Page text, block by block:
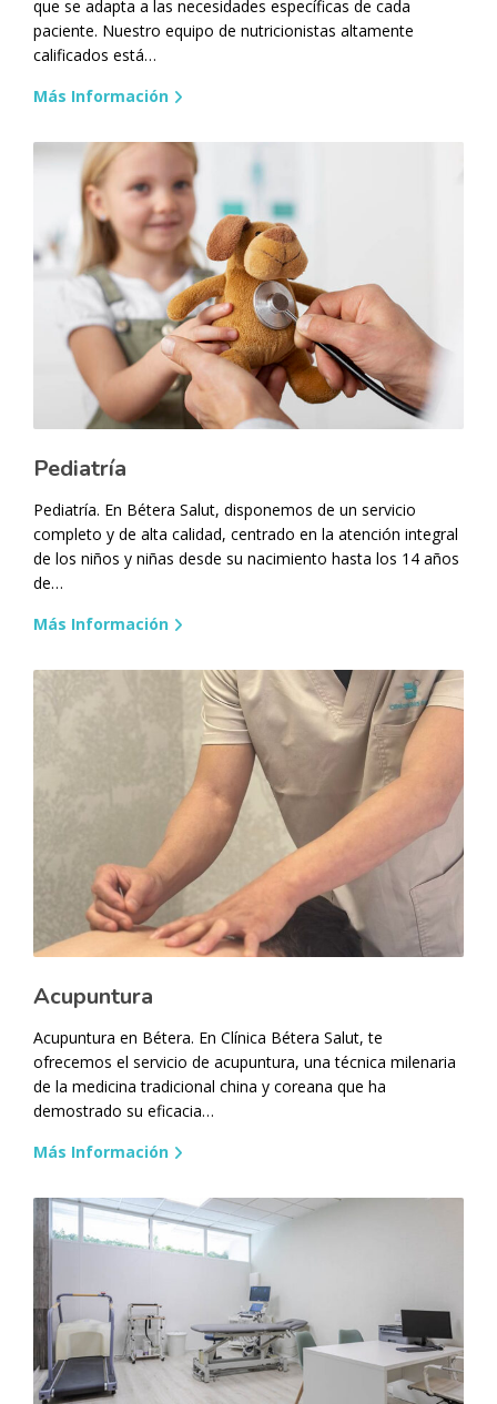
que se adapta a las necesidades específicas de cada
paciente. Nuestro equipo de nutricionistas altamente
calificados está…
Más Información
Pediatría
Pediatría. En Bétera Salut, disponemos de un servicio
completo y de alta calidad, centrado en la atención integral
de los niños y niñas desde su nacimiento hasta los 14 años
de…
Más Información
Acupuntura
Acupuntura en Bétera. En Clínica Bétera Salut, te
ofrecemos el servicio de acupuntura, una técnica milenaria
de la medicina tradicional china y coreana que ha
demostrado su eficacia…
Más Información